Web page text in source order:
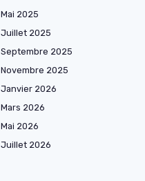
Mai 2025
Juillet 2025
Septembre 2025
Novembre 2025
Janvier 2026
Mars 2026
Mai 2026
Juillet 2026